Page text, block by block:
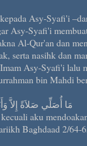
Asy-Syafi'i
Asy-Syafi'i
Al-Qur'an dan
serta nasihk dan
Asy-Syafi'i lalu
bin Mahdi
مَا أُصَلِّي صَلاَةً إِلاَّ
aku
Baghdaad 2/64-